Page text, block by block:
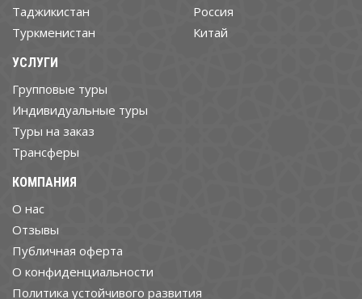
Таджикистан
Туркменистан
Россия
Китай
УСЛУГИ
Групповые туры
Индивидуальные туры
Туры на заказ
Трансферы
КОМПАНИЯ
О нас
Отзывы
Публичная оферта
О конфиденциальности
Политика устойчивого развития